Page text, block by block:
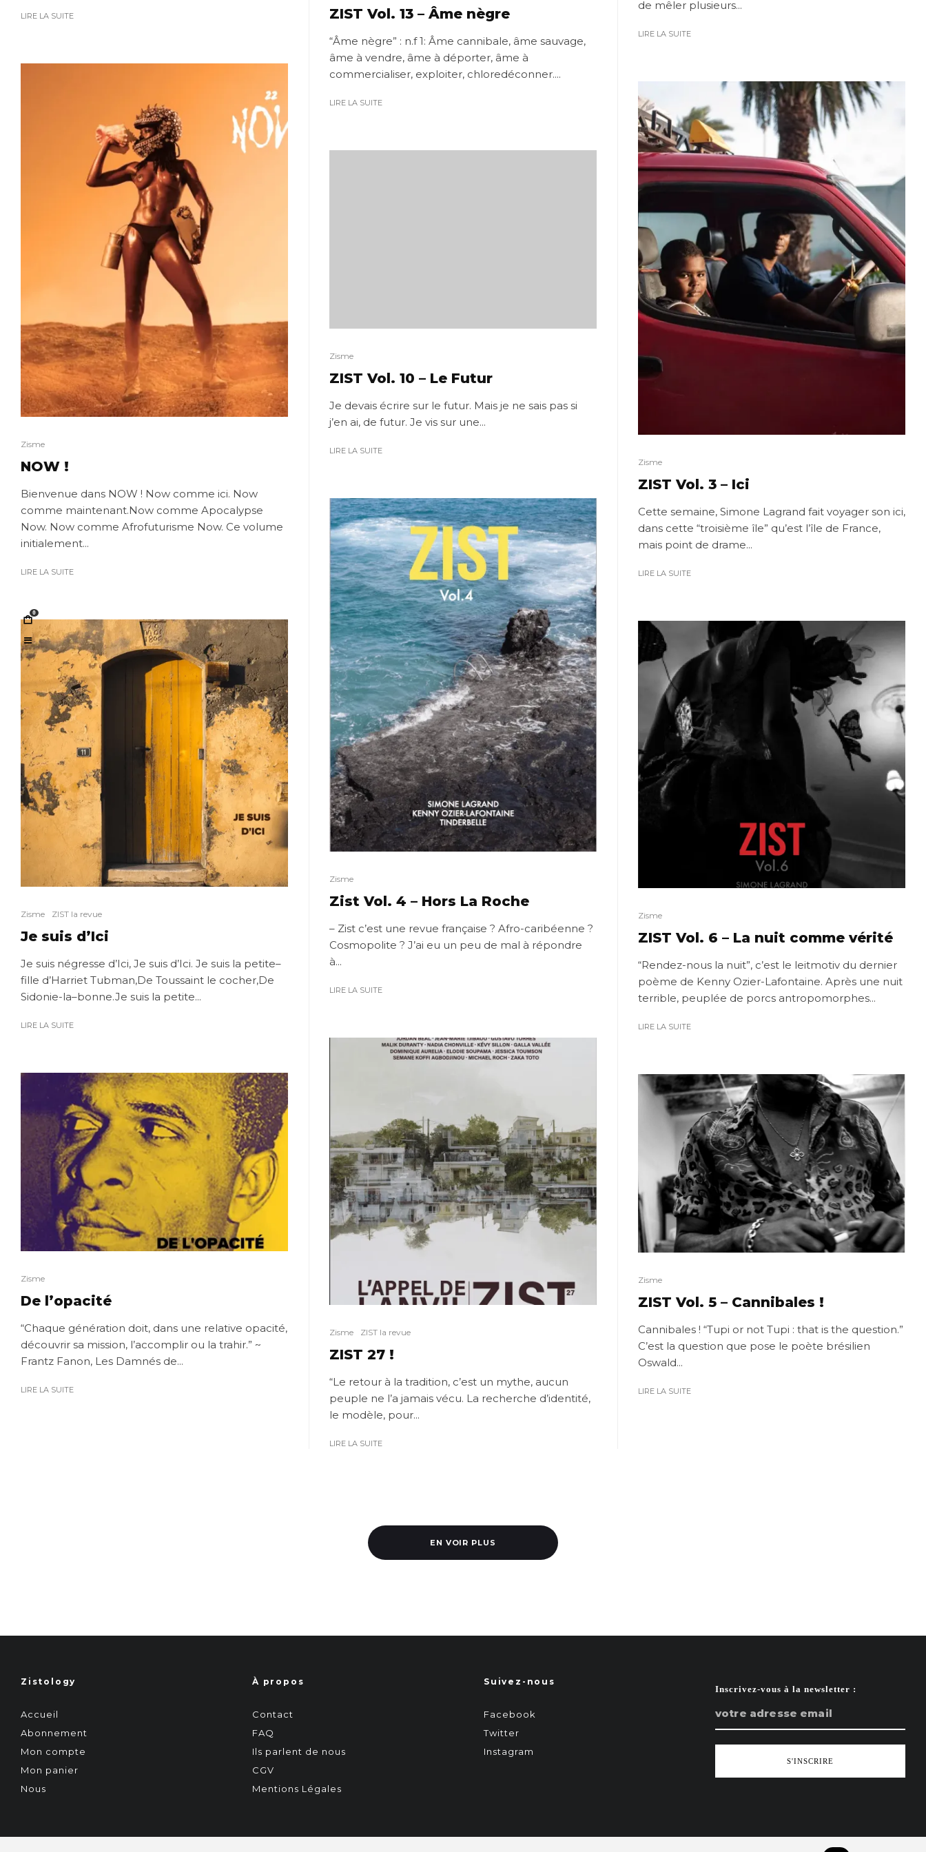
LIRE LA SUITE
Zisme
NOW !
Bienvenue dans NOW ! Now comme ici. Now
comme maintenant.Now comme Apocalypse
Now. Now comme Afrofuturisme Now. Ce volume
initialement...
LIRE LA SUITE
Zisme ZIST la revue
Je suis d’Ici
Je suis négresse d’Ici, Je suis d’Ici. Je suis la petite–
fille d’Harriet Tubman,De Toussaint le cocher,De
Sidonie-la–bonne.Je suis la petite...
LIRE LA SUITE
Zisme
De l’opacité
“Chaque génération doit, dans une relative opacité,
découvrir sa mission, l’accomplir ou la trahir.” ~
Frantz Fanon, Les Damnés de...
LIRE LA SUITE
ZIST Vol. 13 – Âme nègre
“Âme nègre” : n.f 1: Âme cannibale, âme sauvage,
âme à vendre, âme à déporter, âme à
commercialiser, exploiter, chloredéconner....
LIRE LA SUITE
Zisme
ZIST Vol. 10 – Le Futur
Je devais écrire sur le futur. Mais je ne sais pas si
j’en ai, de futur. Je vis sur une...
LIRE LA SUITE
Zisme
Zist Vol. 4 – Hors La Roche
– Zist c’est une revue française ? Afro-caribéenne ?
Cosmopolite ? J’ai eu un peu de mal à répondre
à...
LIRE LA SUITE
Zisme ZIST la revue
ZIST 27 !
“Le retour à la tradition, c’est un mythe, aucun
peuple ne l’a jamais vécu. La recherche d’identité,
le modèle, pour...
LIRE LA SUITE
de mêler plusieurs...
LIRE LA SUITE
Zisme
ZIST Vol. 3 – Ici
Cette semaine, Simone Lagrand fait voyager son ici,
dans cette “troisième île” qu’est l’île de France,
mais point de drame...
LIRE LA SUITE
Zisme
ZIST Vol. 6 – La nuit comme vérité
“Rendez-nous la nuit”, c’est le leitmotiv du dernier
poème de Kenny Ozier-Lafontaine. Après une nuit
terrible, peuplée de porcs antropomorphes...
LIRE LA SUITE
Zisme
ZIST Vol. 5 – Cannibales !
Cannibales ! “Tupi or not Tupi : that is the question.”
C’est la question que pose le poète brésilien
Oswald...
LIRE LA SUITE
EN VOIR PLUS
Zistology
Accueil
Abonnement
Mon compte
Mon panier
Nous
À propos
Contact
FAQ
Ils parlent de nous
CGV
Mentions Légales
Suivez-nous
Facebook
Twitter
Instagram
Inscrivez-vous à la newsletter :
0